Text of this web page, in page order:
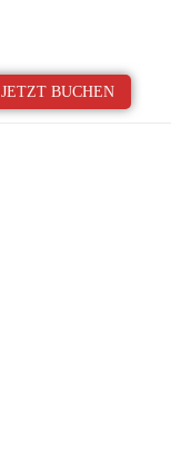
JETZT BUCHEN